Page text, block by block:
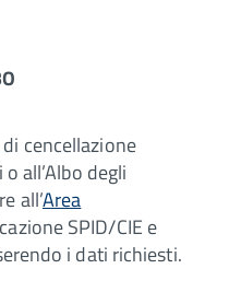
cencellazione
all’Albo degli
all’Area
SPID/CIE e
i dati richiesti.